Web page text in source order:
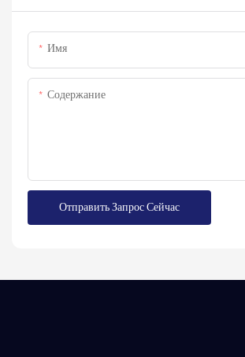
Имя
Содержание
Отправить Запрос Сейчас